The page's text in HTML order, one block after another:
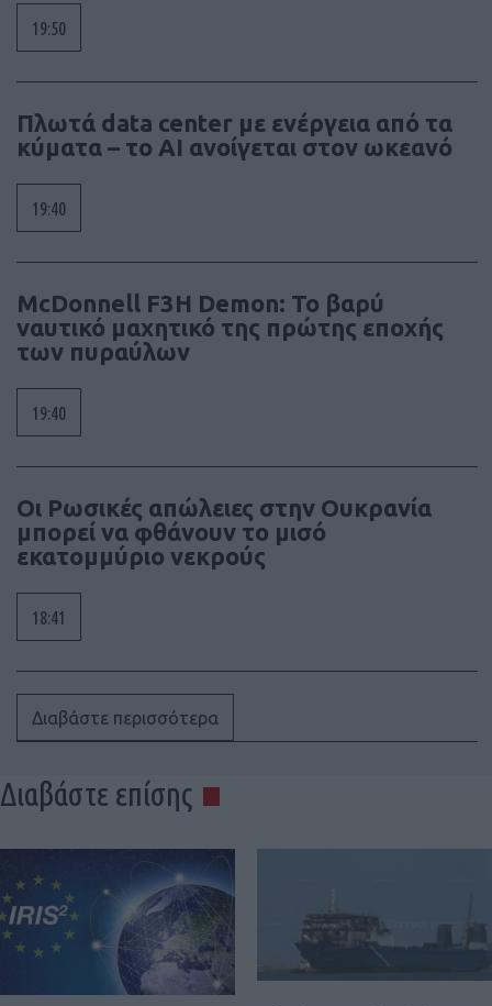
19:50
Πλωτά data center με ενέργεια από τα
κύματα – το AI ανοίγεται στον ωκεανό
19:40
McDonnell F3H Demon: Το βαρύ
ναυτικό μαχητικό της πρώτης εποχής
των πυραύλων
19:40
Οι Ρωσικές απώλειες στην Ουκρανία
μπορεί να φθάνουν το μισό
εκατομμύριο νεκρούς
18:41
Διαβάστε περισσότερα
Διαβάστε επίσης